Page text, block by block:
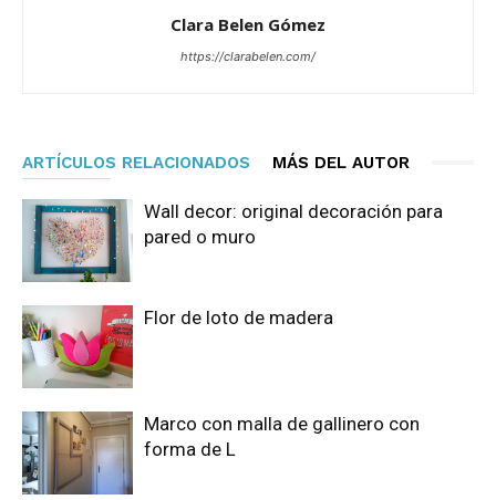
Clara Belen Gómez
https://clarabelen.com/
ARTÍCULOS RELACIONADOS MÁS DEL AUTOR
Wall decor: original decoración para
pared o muro
Flor de loto de madera
Marco con malla de gallinero con
forma de L